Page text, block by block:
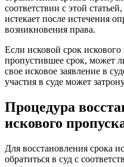
соответствии с этой
истекает после истечения
возникновения права.
Если исковой срок искового
пропустившее срок, может
свое исковое заявление в
участия в суде может
Процедура
искового
Для восстановления срока
обратиться в суд с